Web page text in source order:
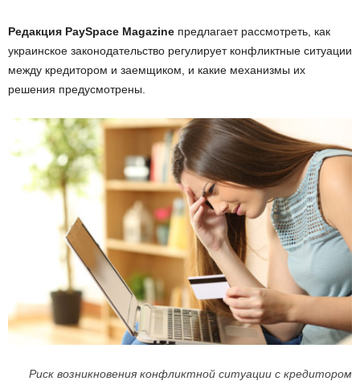
Редакция PaySpace Magazine предлагает рассмотреть, как
украинское законодательство регулирует конфликтные ситуации
между кредитором и заемщиком, и какие механизмы их
решения предусмотрены.
Риск возникновения конфликтной ситуации с кредитором